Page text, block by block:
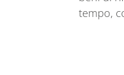
tempo,